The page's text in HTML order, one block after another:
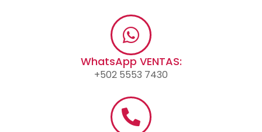
WhatsApp VENTAS:
+502 5553 7430